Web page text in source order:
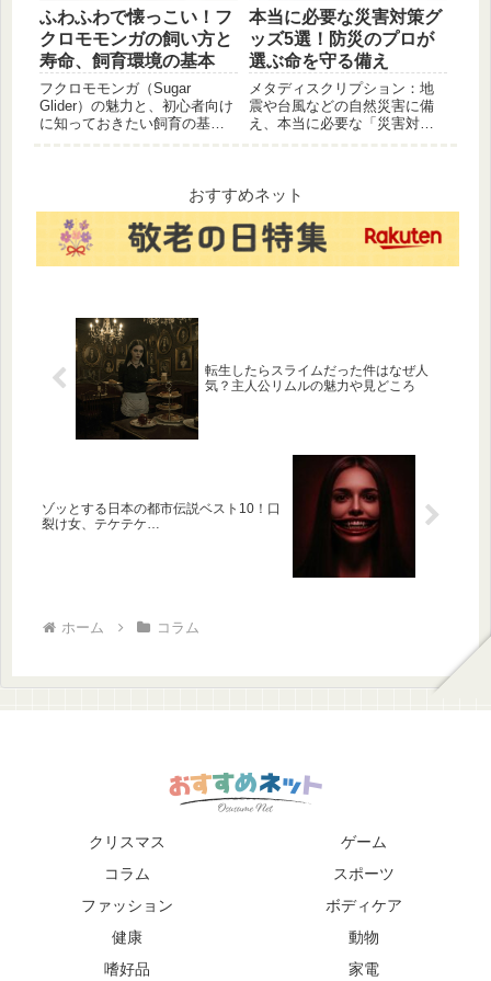
ふわふわで懐っこい！フ
クロモモンガの飼い方と
寿命、飼育環境の基本
フクロモモンガ（Sugar
Glider）の魅力と、初心者向け
に知っておきたい飼育の基本
で、フワフワなパートナーと
の生活に必要な情報をまとめ
ました。
本当に必要な災害対策グ
ッズ5選！防災のプロが
選ぶ命を守る備え
メタディスクリプション：地
震や台風などの自然災害に備
え、本当に必要な「災害対策
るアイテムまで、今すぐ準備
すべき防災リストを詳しく解
説します。
おすすめネット
転生したらスライムだった件はなぜ人
気？主人公リムルの魅力や見どころ
ゾッとする日本の都市伝説ベスト10！口
裂け女、テケテケ…
ホーム コラム
クリスマス
ゲーム
コラム
スポーツ
ファッション
ボディケア
健康
動物
嗜好品
家電